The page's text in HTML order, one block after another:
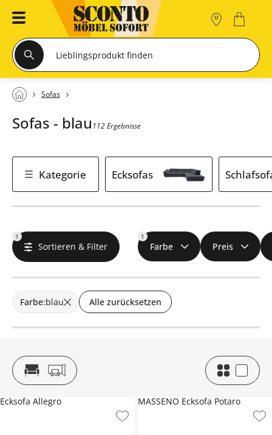
Sofas
Sofas - blau 112 Ergebnisse
Kategorie Ecksofas
1
Sortieren & Filter
1
Farbe Preis
Farbe:blau Alle zurücksetzen
Ecksofa Allegro MASSENO Ecksofa Potaro